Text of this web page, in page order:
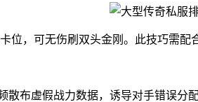
位，可无伤刷双头金刚。此技巧需配
布虚假战力数据，诱导对手错误分配